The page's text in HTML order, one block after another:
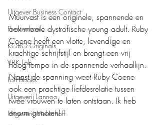
Uitgever Business Contact
Prentenboek
KOBO Originals
VBK Lab
Loft Books
Uitgeverij Lannoo
Uitgeverij Melenhoff
Muurvast is een originele, spannende en
ook mooie dystrofische young adult. Ruby
Coene heeft een vlotte, levendige en
krachtige schrijfstijl en brengt een vrij
hoog tempo in de spannende verhaallijn.
Naast de spanning weet Ruby Coene
ook een prachtige liefdesrelatie tussen
twee vrouwen te laten ontstaan. Ik heb
enorm genoten!